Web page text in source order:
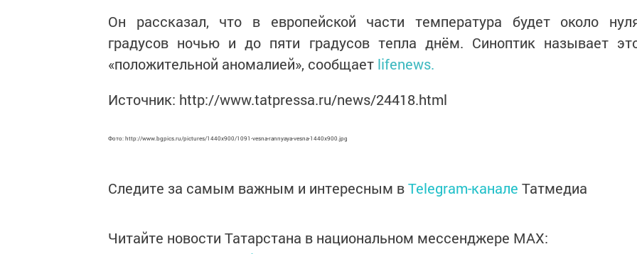
Он рассказал, что в европейской части температура будет около
градусов ночью и до пяти градусов тепла днём. Синоптик называет
«положительной аномалией», сообщает lifenews.
Источник: http://www.tatpressa.ru/news/24418.html
Фото: http://www.bgpics.ru/pictures/1440x900/1091-vesna-rannyaya-vesna-1440x900.jpg
Следите за самым важным и интересным вTelegram-канале Татмедиа
Читайте новости Татарстана в национальном мессенджере MАХ: